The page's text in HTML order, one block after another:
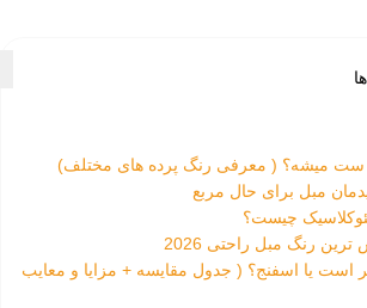
ست میشه؟ ( معرفی رنگ پرده های مختلف)
مبل برای حال مربع
چیست؟
رنگ مبل راحتی 2026
است یا اسفنج؟ ( جدول مقایسه + مزایا و معایب